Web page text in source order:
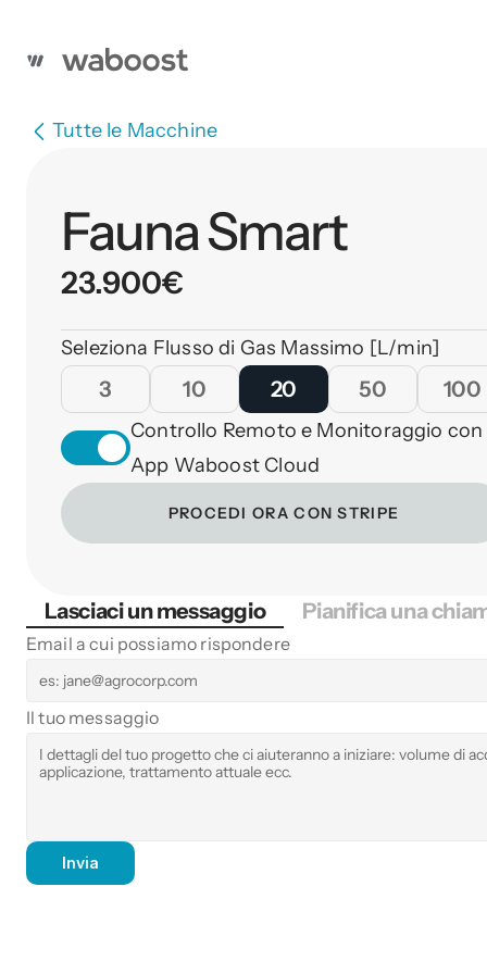
Tutte le Macchine
Fauna Smart
23.900€
Seleziona Flusso di Gas Massimo [L/min]
3 10 20 50 100
Controllo Remoto e Monitoraggio con
App Waboost Cloud
PROCEDI ORA CON STRIPE
Lasciaci un messaggio Pianifica una
Email a cui possiamo rispondere
Il tuo messaggio
Invia